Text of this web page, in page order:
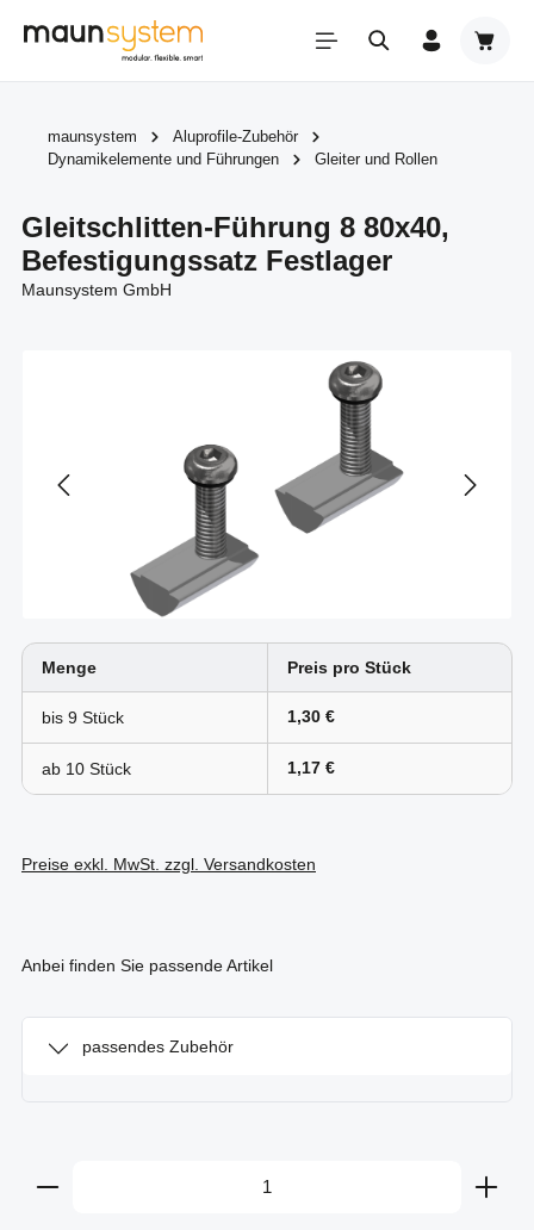
Zum Hauptinhalt springen
maunsystem
Aluprofile-Zubehör
Dynamikelemente und Führungen
Gleiter und Rollen
Gleitschlitten-Führung 8 80x40,
Befestigungssatz Festlager
Maunsystem GmbH
Menge Preis pro Stück
bis 9 1,30 €
ab 10 1,17 €
Preise exkl. MwSt. zzgl. Versandkosten
Anbei finden Sie passende Artikel
passendes Zubehör
Produkt Anzahl: Gib den gewünschten Wert ein